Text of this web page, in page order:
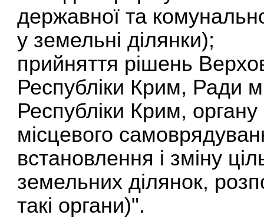
державної та
у земельні ділянки);
прийняття рішень
Республіки Крим, Ради
Республіки Крим,
місцевого
встановлення і зміну
земельних ділянок,
такі органи)".